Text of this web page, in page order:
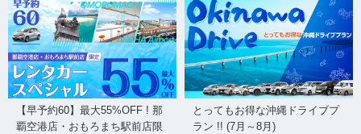
【早予約60】最大55%OFF ! 那
覇空港店・おもろまち駅前店限
とってもお得な沖縄ドライブプ
ラン !! (7月～8月)